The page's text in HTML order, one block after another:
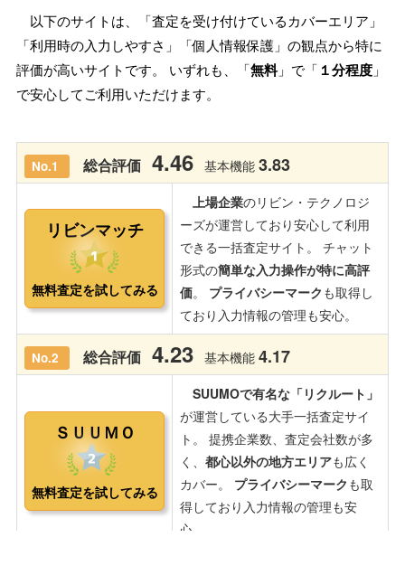
以下のサイトは、「査定を受け付けているカバーエリア」
「利用時の入力しやすさ」「個人情報保護」の観点から特に
評価が高いサイトです。 いずれも、「無料」で「 １分程度 」
で安心してご利用いただけます。